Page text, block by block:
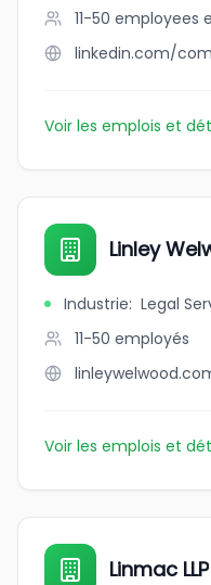
11-50 employees
linkedin.com/
Voir les emplois et
Linley
Industrie: Legal
11-50 employés
Voir les emplois et
Linmac LLP